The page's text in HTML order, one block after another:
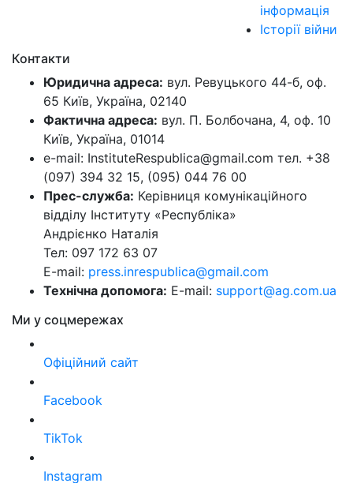
інформація
Історії війни
Контакти
Юридична адреса: вул. Ревуцького 44-б, оф.
65 Київ, Україна, 02140
Фактична адреса: вул. П. Болбочана, 4, оф. 10
Київ, Україна, 01014
e-mail: InstituteRespublica@gmail.com тел. +38
(097) 394 32 15, (095) 044 76 00
Прес-служба: Керівниця комунікаційного
відділу Інституту «Республіка»
Андрієнко Наталія
Тел: 097 172 63 07
E-mail: press.inrespublica@gmail.com
Технічна допомога: E-mail: support@ag.com.ua
Ми у соцмережах
Офіційний сайт
Facebook
TikTok
Instagram